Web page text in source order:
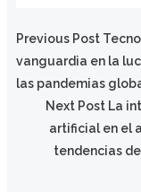
por
las
Previous Post
vanguardia en la
las pandemias
por
Next Post La
artificial en el
tendencias